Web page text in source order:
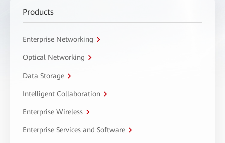
Products
Enterprise Networking
Optical Networking
Data Storage
Intelligent Collaboration
Enterprise Wireless
Enterprise Services and Software